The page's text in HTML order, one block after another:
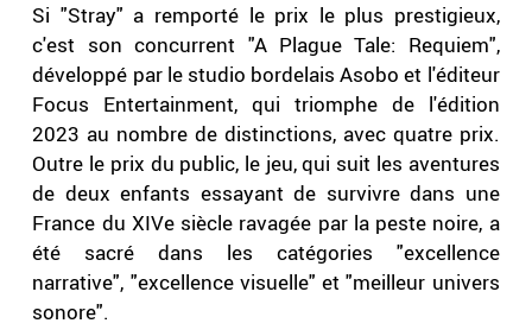
Si "Stray" a remporté le prix le plus prestigieux,
c'est son concurrent "A Plague Tale: Requiem",
développé par le studio bordelais Asobo et l'éditeur
Focus Entertainment, qui triomphe de l'édition
2023 au nombre de distinctions, avec quatre prix.
Outre le prix du public, le jeu, qui suit les aventures
de deux enfants essayant de survivre dans une
France du XIVe siècle ravagée par la peste noire, a
été sacré dans les catégories "excellence
narrative", "excellence visuelle" et "meilleur univers
sonore".